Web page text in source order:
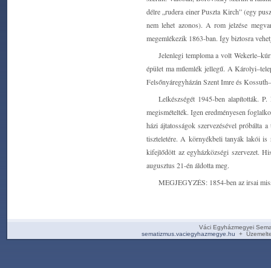
délre „rudera einer Puszta Kirch” (egy
nem lehet azonos). A rom jelzése
megemlékezik 1863-ban. Így biztosra
Jelenlegi temploma a volt
épület ma műemlék jellegű. A
Felsőnyáregyházán Szent Imre és
Lelkészségét 1945-ben alapították.
megismételték. Igen eredményesen
házi ájtatosságok szervezésével próbálta
tiszteletére. A környékbeli tanyák lakói is
kifejlődött az egyházközségi szervezet.
augusztus 21-én áldotta meg.
MEGJEGYZÉS: 1854-ben az irsai
Váci Egyházmegyei
sematizmus.vaciegyhazmegye.hu +